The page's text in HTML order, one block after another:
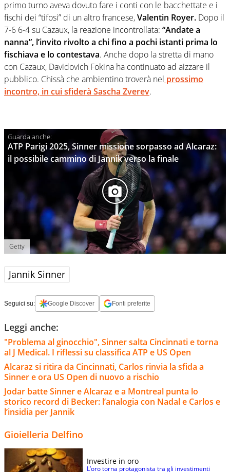
primo turno aveva dovuto fare i conti con le bacchettate e i
fischi dei “tifosi” di un altro francese,Valentin Royer. Dopo il
7-6 6-4 su Cazaux, la reazione incontrollata: “Andate a
nanna”, l’invito rivolto a chi fino a pochi istanti prima lo
fischiava e lo contestava. Anche dopo la stretta di mano
con Cazaux, Davidovich Fokina ha continuato ad aizzare il
pubblico. Chissà che ambientino troverà nel prossimo
incontro, in cui sfiderà Sascha Zverev.
ATP Parigi 2025, Sinner missione sorpasso ad Alcaraz:
il possibile cammino di Jannik verso la finale
Getty
Jannik Sinner
Seguici su: Google Discover Fonti preferite
Leggi anche:
"Problema al ginocchio", Sinner salta Cincinnati e torna
al J Medical. I riflessi su classifica ATP e US Open
Alcaraz si ritira da Cincinnati, Carlos rinvia la sfida a
Sinner e ora US Open di nuovo a rischio
Jodar batte Sinner e Alcaraz e a Montreal punta lo
storico record di Becker: l’analogia con Nadal e Carlos e
l’insidia per Jannik
Gioielleria Delfino
Investire in oro
L’oro torna protagonista tra gli investimenti